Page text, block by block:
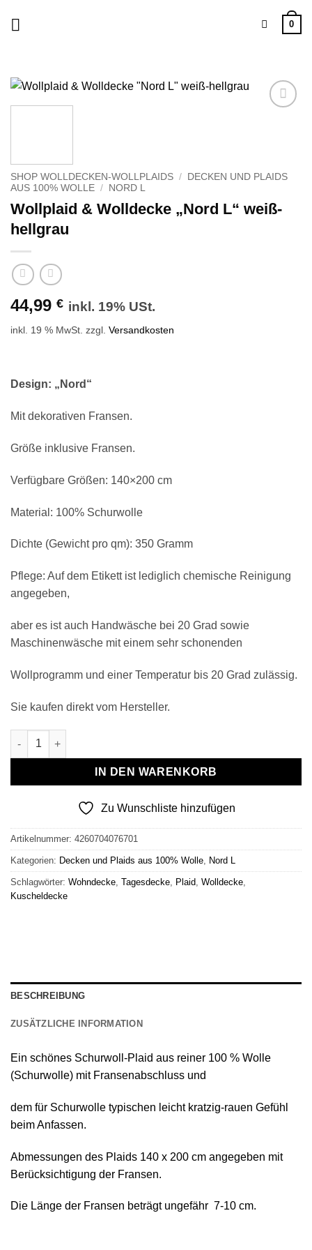
0
SHOP WOLLDECKEN-WOLLPLAIDS /
DECKEN UND PLAIDS
AUS 100% WOLLE / NORD L
Wollplaid & Wolldecke „Nord L“ weiß-
hellgrau
44,99 € inkl. 19% USt.
inkl. 19 % MwSt. zzgl. Versandkosten
Design: „Nord“
Mit dekorativen Fransen.
Größe inklusive Fransen.
Verfügbare Größen: 140×200 cm
Material: 100% Schurwolle
Dichte (Gewicht pro qm): 350 Gramm
Pflege: Auf dem Etikett ist lediglich chemische Reinigung
angegeben,
aber es ist auch Handwäsche bei 20 Grad sowie
Maschinenwäsche mit einem sehr schonenden
Wollprogramm und einer Temperatur bis 20 Grad zulässig.
Sie kaufen direkt vom Hersteller.
Wollplaid & Wolldecke "Nord L" weiß-hellgrau Menge
IN DEN WARENKORB
Zu Wunschliste hinzufügen
Artikelnummer: 4260704076701
Kategorien: Decken und Plaids aus 100% Wolle, Nord L
Schlagwörter: Wohndecke, Tagesdecke, Plaid, Wolldecke,
Kuscheldecke
BESCHREIBUNG
ZUSÄTZLICHE INFORMATION
Ein schönes Schurwoll-Plaid aus reiner 100 % Wolle
(Schurwolle) mit Fransenabschluss und
dem für Schurwolle typischen leicht kratzig-rauen Gefühl
beim Anfassen.
Abmessungen des Plaids 140 х 200 cm angegeben mit
Berücksichtigung der Fransen.
Die Länge der Fransen beträgt ungefähr 7-10 cm.